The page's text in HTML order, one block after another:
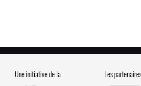
Une initiative de la Les